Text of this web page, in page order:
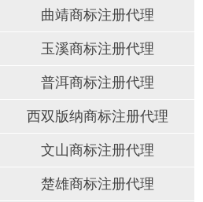
曲靖商标注册代理
玉溪商标注册代理
普洱商标注册代理
西双版纳商标注册代理
文山商标注册代理
楚雄商标注册代理